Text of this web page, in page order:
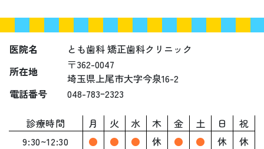
イ
ブ
医院名
とも歯科 矯正歯科クリニック
所在地
〒362-0047
埼玉県上尾市大字今泉16-2
電話番号
048-783ｰ2323
診療時間 月 火 水 木 金 土 日
祝
9:30~12:30
● ● ● 休 ● ● 休
休